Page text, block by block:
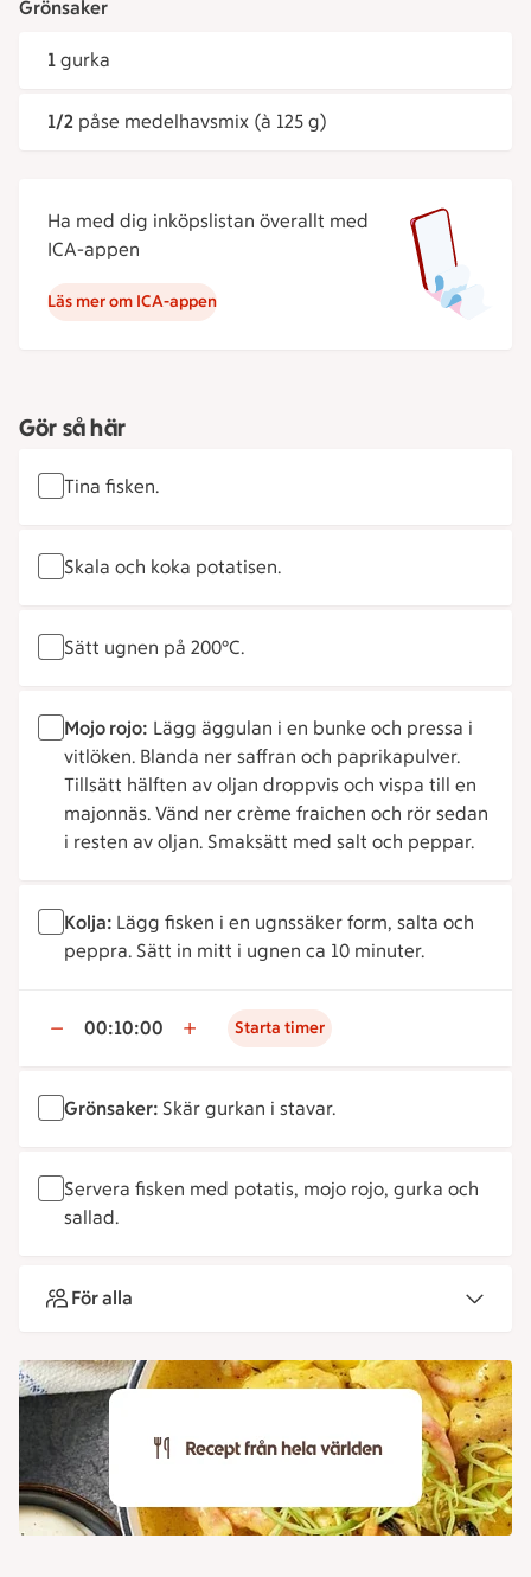
Grönsaker
1 gurka
1/2 påse medelhavsmix (à 125 g)
Ha med dig inköpslistan överallt med
ICA-appen
Läs mer om ICA-appen
Gör så här
Tina fisken.
Skala och koka potatisen.
Sätt ugnen på 200°C.
Mojo rojo: Lägg äggulan i en bunke och pressa i
vitlöken. Blanda ner saffran och paprikapulver.
Tillsätt hälften av oljan droppvis och vispa till en
majonnäs. Vänd ner crème fraichen och rör sedan
i resten av oljan. Smaksätt med salt och peppar.
Kolja: Lägg fisken i en ugnssäker form, salta och
peppra. Sätt in mitt i ugnen ca 10 minuter.
00:10:00 Starta timer
Grönsaker: Skär gurkan i stavar.
Servera fisken med potatis, mojo rojo, gurka och
sallad.
För alla